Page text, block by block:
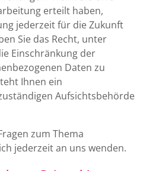
erteilt haben,
jederzeit für die Zukunft
Sie das Recht, unter
Einschränkung der
Daten zu
Ihnen ein
Aufsichtsbehörde
zum Thema
jederzeit an uns wenden.